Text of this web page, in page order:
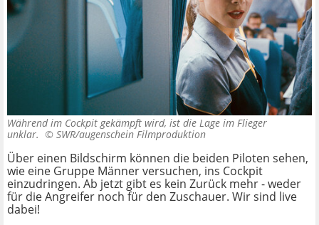
Während im Cockpit gekämpft wird, ist die Lage im Flieger
unklar. © SWR/augenschein Filmproduktion
Über einen Bildschirm können die beiden Piloten sehen,
wie eine Gruppe Männer versuchen, ins Cockpit
einzudringen. Ab jetzt gibt es kein Zurück mehr - weder
für die Angreifer noch für den Zuschauer. Wir sind live
dabei!